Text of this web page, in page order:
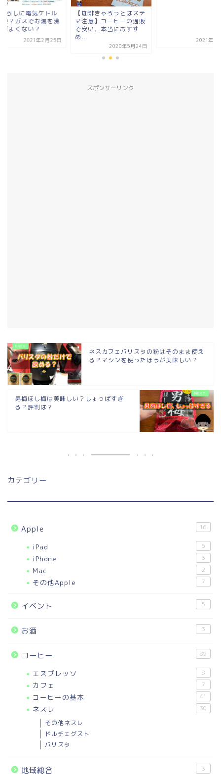
らしに電気ケトル
要？ガスでお湯を沸
ばよくない？
2021年2月25日
【珈琲きゃろっとはステ
マ注意】コーヒーの通販
で安い、本当におすす
め...
2020年5月24日
2021年8
スポンサーリンク
ネスカフェバリスタの粉はそのまま使え
る？マシンを使ったほうが美味しい？
男梅ほし梅は美味しい？しょっぱすぎ
る？評判は？
カテゴリー
Apple 16
iPad 5
iPhone 3
Mac 2
その他Apple 7
イベント 5
お酒 3
コーヒー 89
エスプレッソ 8
カフェ 7
コーヒーの基本 41
ネスレ 30
その他ネスレ
ドルチェグスト
バリスタ
地域総合 3